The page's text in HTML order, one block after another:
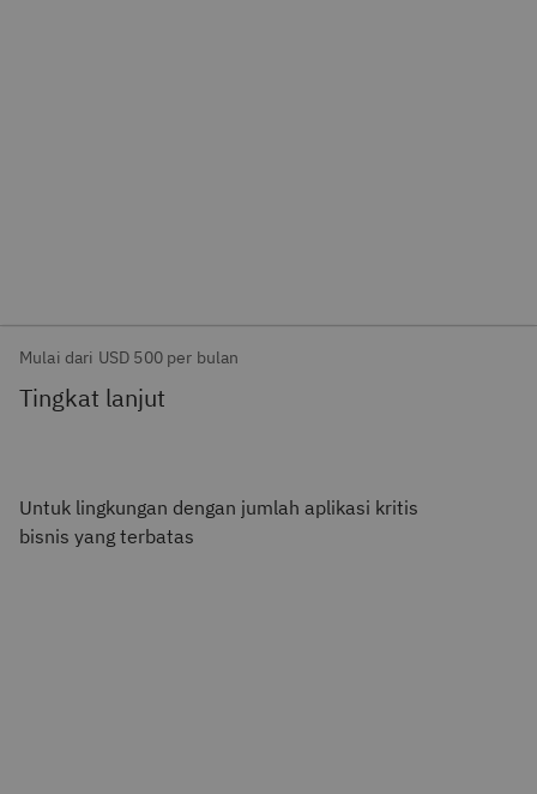
Mulai dari USD 500 per bulan
Tingkat lanjut
Untuk lingkungan dengan jumlah aplikasi kritis
bisnis yang terbatas